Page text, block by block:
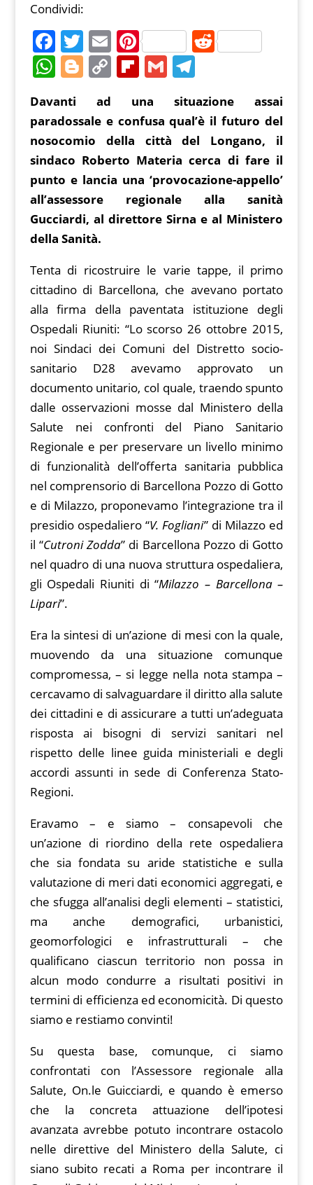
Condividi:
F
a
c
e
b
o
o
k
T
w
itt
er
E
m
ai
Pi
nt
er
e
st
R
di
t
W
at
s
A
p
p
Bl
g
g
er
C
p
y
Li
n
Fl
b
o
ar
d
G
m
ai
l
T
el
e
gr
a
m
Davanti ad una situazione assai
paradossale e confusa qual’è il futuro del
nosocomio della città del Longano, il
sindaco Roberto Materia cerca di fare il
punto e lancia una ‘provocazione-appello’
all’assessore regionale alla sanità
Gucciardi, al direttore Sirna e al Ministero
della Sanità.
Tenta di ricostruire le varie tappe, il primo
cittadino di Barcellona, che avevano portato
alla firma della paventata istituzione degli
Ospedali Riuniti: “Lo scorso 26 ottobre 2015,
noi Sindaci dei Comuni del Distretto socio-
sanitario D28 avevamo approvato un
documento unitario, col quale, traendo spunto
dalle osservazioni mosse dal Ministero della
Salute nei confronti del Piano Sanitario
Regionale e per preservare un livello minimo
di funzionalità dell’offerta sanitaria pubblica
nel comprensorio di Barcellona Pozzo di Gotto
e di Milazzo, proponevamo l’integrazione tra il
presidio ospedaliero “V. Fogliani” di Milazzo ed
il “Cutroni Zodda” di Barcellona Pozzo di Gotto
nel quadro di una nuova struttura ospedaliera,
gli Ospedali Riuniti di “Milazzo – Barcellona –
Lipari”.
Era la sintesi di un’azione di mesi con la quale,
muovendo da una situazione comunque
compromessa, – si legge nella nota stampa –
cercavamo di salvaguardare il diritto alla salute
dei cittadini e di assicurare a tutti un’adeguata
risposta ai bisogni di servizi sanitari nel
rispetto delle linee guida ministeriali e degli
accordi assunti in sede di Conferenza Stato-
Regioni.
Eravamo – e siamo – consapevoli che
un’azione di riordino della rete ospedaliera
che sia fondata su aride statistiche e sulla
valutazione di meri dati economici aggregati, e
che sfugga all’analisi degli elementi – statistici,
ma anche demografici, urbanistici,
geomorfologici e infrastrutturali – che
qualificano ciascun territorio non possa in
alcun modo condurre a risultati positivi in
termini di efficienza ed economicità. Di questo
siamo e restiamo convinti!
Su questa base, comunque, ci siamo
confrontati con l’Assessore regionale alla
Salute, On.le Guicciardi, e quando è emerso
che la concreta attuazione dell’ipotesi
avanzata avrebbe potuto incontrare ostacolo
nelle direttive del Ministero della Salute, ci
siano subito recati a Roma per incontrare il